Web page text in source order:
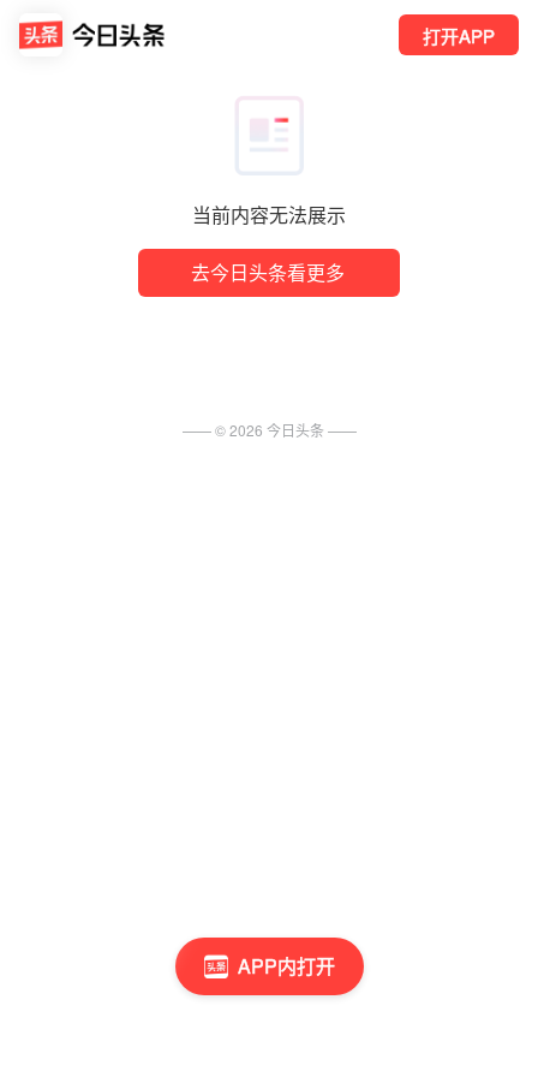
当前内容无法展示
去今日头条看更多
打开APP
APP内打开
—— ©2026 今日头条 ——